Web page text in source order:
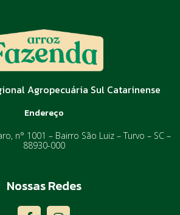
Agropecuária Sul Catarinense
Endereço
n° 1001 – Bairro São Luiz – Turvo – SC –
88930-000
Nossas Redes
F I